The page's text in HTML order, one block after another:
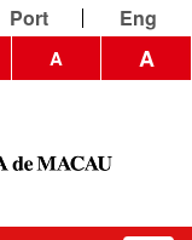
Port Eng
A A